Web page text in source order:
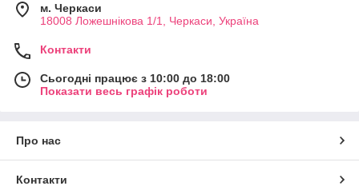
м. Черкаси
18008 Ложешнікова 1/1, Черкаси, Україна
Контакти
Сьогодні працює з 10:00 до 18:00
Показати весь графік роботи
Про нас
Контакти